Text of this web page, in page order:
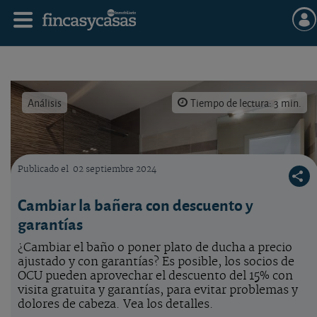
Análisis Tiempo de lectura: 3 min.
Publicado el 02 septiembre 2024
Cambiar la bañera con descuento y
garantías
¿Cambiar el baño o poner plato de ducha a precio
ajustado y con garantías? Es posible, los socios de
OCU pueden aprovechar el descuento del 15% con
visita gratuita y garantías, para evitar problemas y
dolores de cabeza. Vea los detalles.